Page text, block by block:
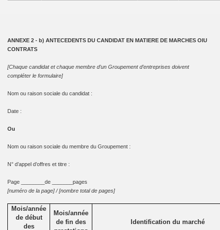
ANNEXE 2 - b) ANTECEDENTS DU CANDIDAT EN MATIERE DE MARCHES OIU
CONTRATS
[Chaque candidat et chaque membre d’un Groupement d’entreprises doivent
compléter le formulaire]
Nom ou raison sociale du candidat :
Date :
Ou
Nom ou raison sociale du membre du Groupement :
N° d’appel d’offres et titre :
Page ________de _______pages
[numéro de la page] / [nombre total de pages]
Mois/année
de début
des
Mois/année
de fin des
Identification du marché